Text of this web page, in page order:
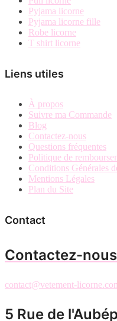
Pyjama licorne
Pyjama licorne fille
Robe licorne
T shirt licorne
Liens utiles
À propos
Suivre ma Commande
Blog
Contactez-nous
Questions fréquentes
Politique de
Conditions Générales
Mentions Légales
Plan du Site
Contact
Contactez-nous
contact@vetement-
5 Rue de